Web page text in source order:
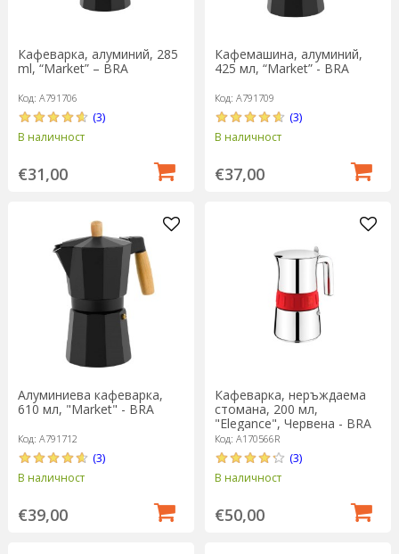
Кафеварка, алуминий, 285
ml, “Market” – BRA
Код: A791706
(3)
В наличност
€31,00
Кафемашина, алуминий,
425 мл, “Market” - BRA
Код: A791709
(3)
В наличност
€37,00
Алуминиева кафеварка,
610 мл, "Market" - BRA
Код: A791712
(3)
В наличност
€39,00
Кафеварка, неръждаема
стомана, 200 мл,
"Elegance", Червена - BRA
Код: A170566R
(3)
В наличност
€50,00